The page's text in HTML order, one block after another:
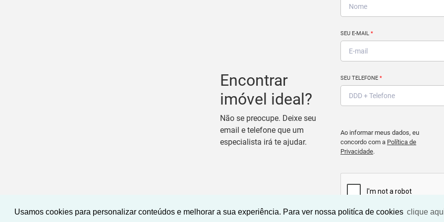
Usamos cookies para personalizar conteúdos e melhorar a sua experiência. Para ver nossa politíca de cookies clique
Encontrar
imóvel ideal?
Não se preocupe. Deixe seu
email e telefone que um
especialista irá te ajudar.
SEU E-MAIL *
SEU TELEFONE *
Ao informar meus dados, eu
concordo com a Política de
Privacidade.